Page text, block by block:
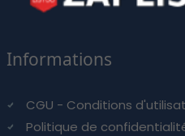
Informations
CGU - Conditions
Politique de